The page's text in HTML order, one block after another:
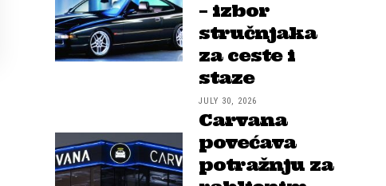
– izbor
stručnjaka
za ceste i
staze
JULY 30, 2026
Carvana
povećava
potražnju za